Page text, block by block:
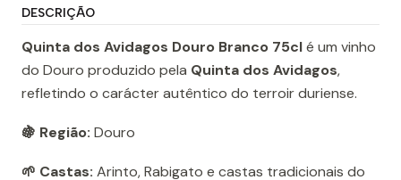
DESCRIÇÃO
Quinta dos Avidagos Douro Branco 75clé um vinho
do Douro produzido pela Quinta dos Avidagos,
refletindo o carácter autêntico do terroir duriense.
🍇 Região: Douro
🌱 Castas: Arinto, Rabigato e castas tradicionais do